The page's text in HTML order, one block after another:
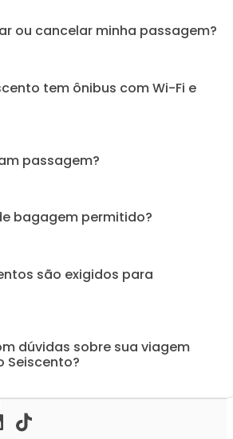
ou cancelar minha passagem?
tem ônibus com Wi-Fi e
passagem?
bagagem permitido?
são exigidos para
dúvidas sobre sua viagem
Seiscento?